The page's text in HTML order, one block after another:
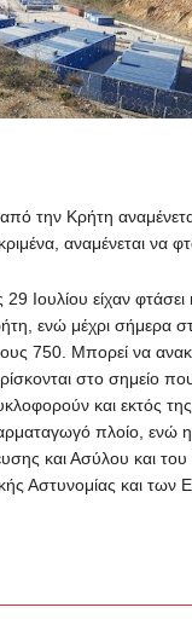
την Κρήτη
αναμένεται να
Ιουλίου είχαν
ενώ μέχρι σήμερα
750. Μπορεί να
στο σημείο
και εκτός
πλοίο, ενώ
και Ασύλου και
Αστυνομίας και